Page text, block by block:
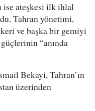
ise ateşkesi ilk ihlal
Tahran yönetimi,
ve başka bir gemiyi
“anında
Bekayi, Tahran’ın
üzerinden